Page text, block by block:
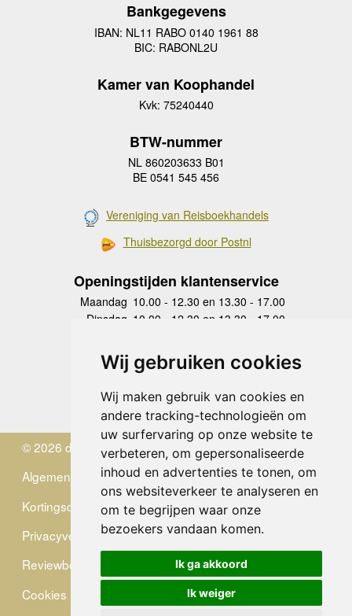
Wij gebruiken cookies
Wij maken gebruik van cookies en
andere tracking-technologieën om
uw surfervaring op onze website te
verbeteren, om gepersonaliseerde
inhoud en advertenties te tonen, om
ons websiteverkeer te analyseren en
om te begrijpen waar onze
bezoekers vandaan komen.
Ik ga akkoord
Ik weiger
Bankgegevens
IBAN: NL11 RABO 0140 1961 88
BIC: RABONL2U
Kamer van Koophandel
Kvk: 75240440
BTW-nummer
NL 860203633 B01
BE 0541 545 456
Vereniging van Reisboekhandels
Thuisbezorgd door Postnl
Openingstijden klantenservice
Maandag 10.00 - 12.30 en 13.30 - 17.00
Dinsdag 10.00 - 12.30 en 13.30 - 17.00
Donderdag
10.00 - 12.30 en 13.30 - 17.00
Vrijdag 10.00 - 12.30 en 13.30 - 17.00
Zaterdag
gesloten
Zondag gesloten
© 2026 de Zwerver
Algemene Voorwaarden
Kortingscode
Privacyverklaring
Reviewbeleid
Cookies